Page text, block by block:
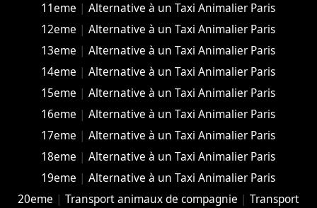
11eme |Alternative à un Taxi Animalier Paris
12eme |Alternative à un Taxi Animalier Paris
13eme |Alternative à un Taxi Animalier Paris
14eme |Alternative à un Taxi Animalier Paris
15eme |Alternative à un Taxi Animalier Paris
16eme |Alternative à un Taxi Animalier Paris
17eme |Alternative à un Taxi Animalier Paris
18eme |Alternative à un Taxi Animalier Paris
19eme |Alternative à un Taxi Animalier Paris
20eme | Transport animaux de compagnie | Transport